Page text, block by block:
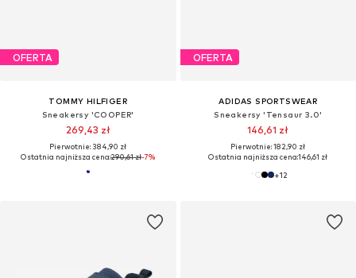
OFERTA
TOMMY HILFIGER
Sneakersy 'COOPER'
269,43 zł
Pierwotnie: 384,90 zł
Ostatnia najniższa cena:290,61 zł-7%
OFERTA
ADIDAS SPORTSWEAR
Sneakersy 'Tensaur 3.0'
146,61 zł
Pierwotnie: 182,90 zł
Ostatnia najniższa cena:146,61 zł
+12